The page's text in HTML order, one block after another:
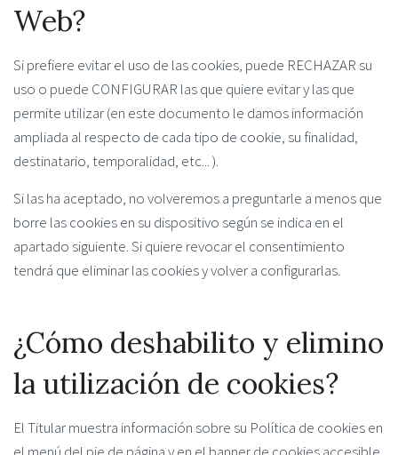
Web?
Si prefiere evitar el uso de las cookies, puede RECHAZAR su
uso o puede CONFIGURAR las que quiere evitar y las que
permite utilizar (en este documento le damos información
ampliada al respecto de cada tipo de cookie, su finalidad,
destinatario, temporalidad, etc... ).
Si las ha aceptado, no volveremos a preguntarle a menos que
borre las cookies en su dispositivo según se indica en el
apartado siguiente. Si quiere revocar el consentimiento
tendrá que eliminar las cookies y volver a configurarlas.
¿Cómo deshabilito y elimino
la utilización de cookies?
El Titular muestra información sobre su Política de cookies en